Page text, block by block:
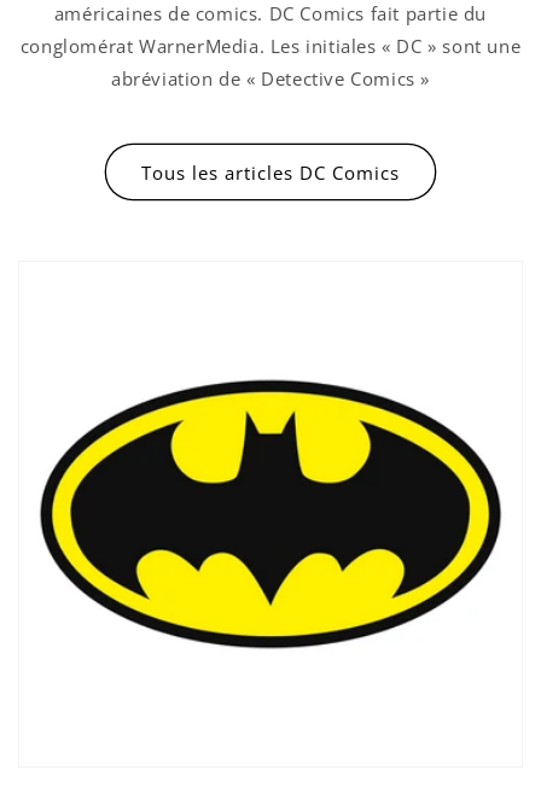
américaines de comics. DC Comics fait partie du
conglomérat WarnerMedia. Les initiales « DC » sont une
abréviation de « Detective Comics »
Tous les articles DC Comics